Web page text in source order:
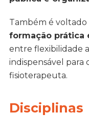
Também é
formação prática
entre flexibilidade
indispensável para
fisioterapeuta.
Disciplinas